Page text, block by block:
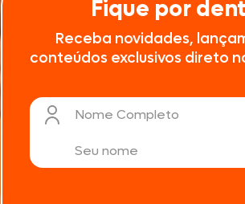
Fique por
Receba novidades,
conteúdos exclusivos direto
Nome Completo